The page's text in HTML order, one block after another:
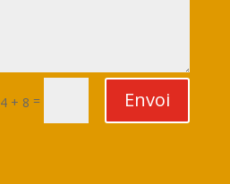
+ 8 = Envoi